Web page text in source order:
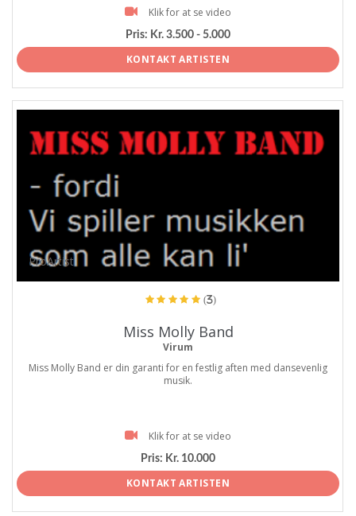
Klik for at se video
Pris: Kr. 3.500 - 5.000
KONTAKT ARTISTEN
ProArtist
(3)
Miss Molly Band
Virum
Miss Molly Band er din garanti for en festlig aften med dansevenlig
musik.
Klik for at se video
Pris: Kr. 10.000
KONTAKT ARTISTEN